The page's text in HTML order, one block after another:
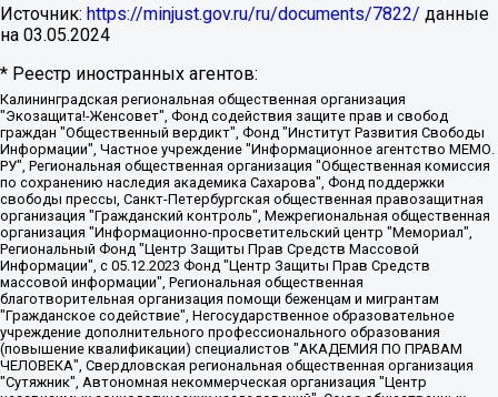
Источник: https://minjust.gov.ru/ru/documents/7822/ данные
на 03.05.2024
* Реестр иностранных агентов:
Калининградская региональная общественная организация "Экозащита!-Женсовет", Фонд содействия защите прав и свобод граждан "Общественный вердикт", Фонд "Институт Развития Свободы Информации", Частное учреждение "Информационное агентство МЕМО. РУ", Региональная общественная организация "Общественная комиссия по сохранению наследия академика Сахарова", Фонд поддержки свободы прессы, Санкт-Петербургская общественная правозащитная организация "Гражданский контроль", Межрегиональная общественная организация "Информационно-просветительский центр "Мемориал", Региональный Фонд "Центр Защиты Прав Средств Массовой Информации", с 05.12.2023 Фонд "Центр Защиты Прав Средств массовой информации", Региональная общественная благотворительная организация помощи беженцам и мигрантам "Гражданское содействие", Негосударственное образовательное учреждение дополнительного профессионального образования (повышение квалификации) специалистов "АКАДЕМИЯ ПО ПРАВАМ ЧЕЛОВЕКА", Свердловская региональная общественная организация "Сутяжник", Автономная некоммерческая организация "Центр независимых социологических исследований", Союз общественных объединений "Российский исследовательский центр по правам человека", Региональное общественное учреждение научно-информационный центр "МЕМОРИАЛ", Некоммерческая организация "Фонд защиты гласности", Автономная некоммерческая организация "Институт прав человека", Городская общественная организация "Екатеринбургское общество "МЕМОРИАЛ", Городская общественная организация "Рязанское историко-просветительское и правозащитное общество "Мемориал" (Рязанский Мемориал), Челябинский региональный орган общественной самодеятельности – женское общественное объединение "Женщины Евразии", Челябинский региональный орган общественной самодеятельности "Уральская правозащитная группа", Фонд содействия защите здоровья и социальной справедливости имени Андрея Рылькова, Автономная Некоммерческая Организация "Аналитический Центр Юрия Левады", Автономная некоммерческая организация социальной поддержки населения "Проект Апрель", Региональная общественная организация помощи женщинам и детям, находящимся в кризисной ситуации "Информационно-методический центр "Анна", Фонд содействия развитию массовых коммуникаций и правовому просвещению "Так-так-Так", Фонд содействия устойчивому развитию "Серебряная тайга", Свердловский региональный общественный фонд социальных проектов "Новое время", "Idel.Реалии", Кавказ.Реалии, Крым.Реалии, Телеканал Настоящее Время, Татаро-башкирская служба Радио Свобода (Azatliq Radiosi), Радио Свободная Европа/Радио Свобода (PCE/PC), "Сибирь.Реалии", "Фактограф", Благотворительный фонд помощи осужденным и их семьям, Автономная некоммерческая организация "Институт глобализации и социальных движений", Фонд "В защиту прав заключенных", Частное учреждение "Центр поддержки и содействия развитию средств массовой информации", Пензенский региональный общественный благотворительный фонд "Гражданский союз", "Север.Реалии", Некоммерческая организация Фонд "Правовая инициатива", Общество с ограниченной ответственностью "Радио Свободная Европа/Радио Свобода", Чешское информационное агентство "MEDIUM-ORIENT", Красноярская региональная общественная организация "Мы против СПИДа", Камалягин Денис Николаевич, Маркелов Сергей Евгеньевич, Пономарев Лев Александрович, Савицкая Людмила Алексеевна, Автономная некоммерческая организация "Центр по работе с проблемой насилия "НАСИЛИЮ.НЕТ", Межрегиональный профессиональный союз работников здравоохранения "Альянс врачей", Юридическое лицо, зарегистрированное в Латвийской Республике, SIA "Medusa Project" (регистрационный номер 40103797863, дата регистрации 10.06.2014), Некоммерческая организация "Фонд по борьбе с коррупцией", Автономная некоммерческая организация "Институт права и публичной политики", Баданин Роман Сергеевич, Гликин Максим Александрович, Железнова Мария Михайловна, Лукьянова Юлия Сергеевна, Маетная Елизавета Витальевна, Маняхин Петр Борисович, Чуракова Ольга Владимировна, Ярош Юлия Петровна, Юридическое лицо "The Insider SIA", зарегистрированное в Риге, Латвийская Республика (дата регистрации 26.06.2015), являющееся администратором доменного имени интернет-издания "The Insider SIA", https://theins.ru, Постернак Алексей Евгеньевич, Рубин Михаил Аркадьевич, Анин Роман Александрович, Юридическое лицо Istories fonds, зарегистрированное в Латвийской Республике (регистрационный номер 50008295751, дата регистрации 24.02.2020), Великовский Дмитрий Александрович, Долинина Ирина Николаевна, Мароховская Алеся Алексеевна, Шлейнов Роман Юрьевич, Шмагун Олеся Валентиновна, Общество с ограниченной ответственностью "Альтаир 2021", Общество с ограниченной ответственностью "Вега 2021", Общество с ограниченной ответственностью "Главный редактор 2021", Общество с ограниченной ответственностью "Ромашки монолит", Важенков Артем Валерьевич, Ивановская областная общественная организация "Центр гендерных исследований", Гурман Юрий Альбертович, Медиапроект "ОВД-Инфо", Егоров Владимир Владимирович, Жилинский Владимир Александрович, Общество с ограниченной ответственностью "ЗП", Иванова София Юрьевна, Карезина Инна Павловна, Кильтау Екатерина Викторовна, Петров Алексей Викторович, Пискунов Сергей Евгеньевич, Смирнов Сергей Сергеевич, Тихонов Михаил Сергеевич, Общество с ограниченной ответственностью "ЖУРНАЛИСТ-ИНОСТРАННЫЙ АГЕНТ", Арапова Галина Юрьевна, Вольтская Татьяна Анатольевна, Американская компания "Mason G.E.S. Anonymous Foundation" (США), являющаяся владельцем интернет-издания https://mnews.world/, Компания "Stichting Bellingcat", зарегистрированная в Нидерландах (дата регистрации 11.07.2018), Захаров Андрей Вячеславович, Клепиковская Екатерина Дмитриевна, Общество с ограниченной ответственностью "МЕМО", Перл Роман Александрович, Симонов Евгений Алексеевич, Соловьева Елена Анатольевна, Сотников Даниил Владимирович, Сурначева Елизавета Дмитриевна, Автономная некоммерческая организация по защите прав человека и информированию населения "Якутия – Наше Мнение", Общество с ограниченной ответственностью "Москоу диджитал медиа", с 26.01.2023 Общество с ограниченной ответственностью "Чайка Белые сады", Ветошкина Валерия Валерьевна, Заговора Максим Александрович, Межрегиональное общественное движение "Российская ЛГБТ - сеть", Оленичев Максим Владимирович, Павлов Иван Юрьевич, Скворцова Елена Сергеевна, Общество с ограниченной ответственностью "Как бы инагент", Кочетков Игорь Викторович, Общество с ограниченной ответственностью "Честные выборы", Еланчик Олег Александрович, Общество с ограниченной ответственностью "Нобелевский призыв", Гималова Регина Эмилевна, Григорьев Андрей Валерьевич, Григорьева Алина Александровна, Ассоциация по содействию защите прав призывников, альтернативнослужащих и военнослужащих "Правозащитная группа "Гражданин.Армия.Право", Хисамова Регина Фаритовна, Автономная некоммерческая организация по реализации социально-правовых программ "Лилит", Дальневосточное общественное движение "Маяк", Санкт-Петербургская ЛГБТ-инициативная группа "Выход", Инициативная группа ЛГБТ+ "Реверс", Алексеев Андрей Викторович, Бекбулатова Таисия Львовна, Беляев Иван Михайлович, Владыкина Елена Сергеевна, Гельман Марат Александрович, Никульшина Вероника Юрьевна, Толоконникова Надежда Андреевна, Шендерович Виктор Анатольевич, Общество с ограниченной ответственностью "Данное сообщение", Общество с ограниченной ответственностью Издательский дом "Новая глава", Айнбиндер Александра Александровна, Московский комьюнити-центр для ЛГБТ+инициатив, Благотворительный фонд развития филантропии, Deutsche Welle (Германия, Kurt-Schumacher-Strasse 3, 53113 Bonn), Борзунова Мария Михайловна, Воробьев Виктор Викторович, Голубева Анна Львовна, Константинова Алла Михайловна, Малкова Ирина Владимировна, Мурадов Мурад Абдулгалимович, Осетинская Елизавета Николаевна, Понасенков Евгений Николаевич, Ганапольский Матвей Юрьевич, Киселев Евгений Алексеевич, Борухович Ирина Григорьевна, Дремин Иван Тимофеевич, Дубровский Дмитрий Викторович, Красноярская региональная общественная организация поддержки и развития альтернативных образовательных технологий и межкультурных коммуникаций "ИНТЕРРА", Маяковская Екатерина Алексеевна, Фейгин Марк Захарович, Филимонов Андрей Викторович, Дзугкоева Регина Николаевна, Доброхотов Роман Александрович, Дудь Юрий Александрович, Елкин Сергей Владимирович, Кругликов Кирилл Игоревич, Сабунаева Мария Леонидовна, Семенов Алексей Владимирович, Шаинян Карен Багратович, Шульман Екатерина Михайловна, Асафьев Артур Валерьевич, Вахштайн Виктор Семенович, Венедиктов Алексей Алексеевич, Лушникова Екатерина Евгеньевна, Волков Леонид Михайлович, Невзоров Александр Глебович, Пархоменко Сергей Борисович, Сироткин Ярослав Николаевич, Кара-Мурза Владимир Владимирович, Баранова Наталья Владимировна, Гозман Леонид Яковлевич, Кагарлицкий Борис Юльевич, Климарев Михаил Валерьевич, Милов Владимир Станиславович, Автономная некоммерческая организация Краснодарский центр современного искусства "Типография", Моргенштерн Алишер Тагирович, Соболь Любовь Эдуардовна, Общество с ограниченной ответственностью "ЛИЗА НОРМ", Каспаров Гарри Кимович, Ходорковский Михаил Борисович, Общество с ограниченной ответственностью "Апрельские тезисы", Данилович Ирина Брониславовна, Кашин Олег Владимирович, Петров Николай Владимирович, Пивоваров Алексей Владимирович, Соколов Михаил Владимирович, Цветкова Юлия Владимировна, Чичваркин Евгений Александрович, Комитет против пыток/Команда против пыток, Общество с ограниченной ответственностью "Первый научный", Общество с ограниченной ответственностью "Вертолет и ко", Белоцерковская Вероника Борисовна, Кац Максим Евгеньевич, Лазарева Татьяна Юрьевна, Шаведдинов Руслан Табризович, Яшин Илья Валерьевич, Общество с ограниченной ответственностью "Иноагент ААВ", Алешковский Дмитрий Петрович, Альбац Евгения Марковна, Быков Дмитрий Львович, Галямина Юлия Евгеньевна, Лойко Сергей Леонидович, Мартынов Кирилл Константинович, Медведев Сергей Александрович, Крашенинников Федор Геннадиевич, Гордеева Катерина Вл